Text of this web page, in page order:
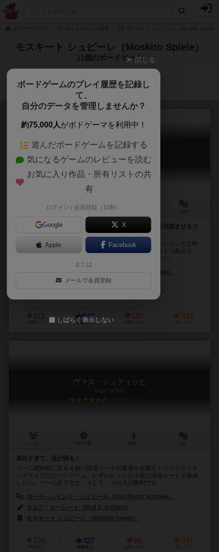
モスキート シュピーレ（Moskito Spiele）
11個のボードゲーム
検索メニュー
アラカルト
A la carte
30～40分
ビンの中から適量な調味料をフライパンに入れて料理を完成させるコ
ンポーネントが可愛いアクションゲーム
シェフになってコンロの温度を調節し巧みに味付けし、いろいろな料
理を作っていくボードゲーム。いずれか１人がスターを３つ集める
か、いずれか１人が５種類の料理を完成させるか、新しい...
マイケル・プレパッサー（Michael Präpasser）
212
興味あり
642
経験あり
117
お気に入り
443
持ってる
ヴァス・シュティッヒ
Was sticht?
6.1
面白すぎて、目が回る！
ゲーム開始時に取る４枚の課題カードの達成を目指すトリックテイキ
ングタイプのカードゲーム。いずれか１人が４枚の課題カードを達成
したら、ゲーム終了です。そして、その人の勝利です。...
カール－ハインツ・シュミール（Karl-Heinz Schmiel）
ラルフ・カーレート（Ralf E. Kahlert）
モスキート シュピーレ（Moskito Spiele）
134
興味あり
327
経験あり
69
お気に入り
347
持ってる
閉じる
ボードゲームのプレイ履歴を記録し
て、
自分のデータを管理しませんか？
約75,000人がボドゲーマを利用中！
遊んだボードゲームを記録する
気になるゲームのレビューを読む
お気に入り作品・所有リストの共
有
ログイン / 会員登録（10秒）
Google X
Apple Facebook
または
メールで会員登録
しばらく表示しない